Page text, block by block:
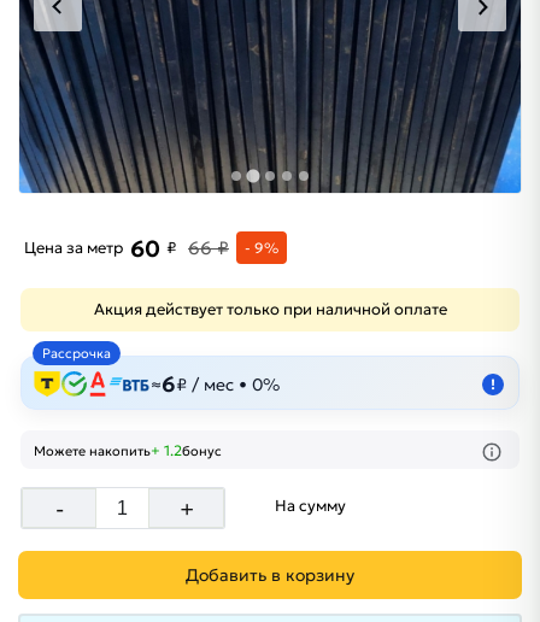
Цена за метр 60 ₽ 66 ₽ - 9%
Акция действует только при наличной оплате
Рассрочка
≈6₽ / мес • 0% !
Можете накопить+ 1.2бонус
- + На сумму
Добавить в корзину